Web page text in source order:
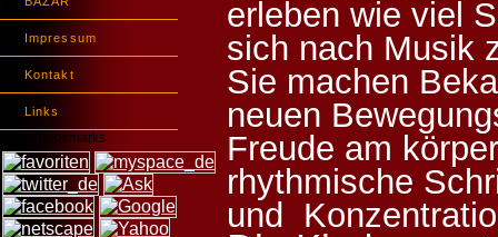
Impressum
Kontakt
Links
SocialBookmarks
erleben wie viel
sich nach Musik
Sie machen
neuen
Freude am
rhythmische
und